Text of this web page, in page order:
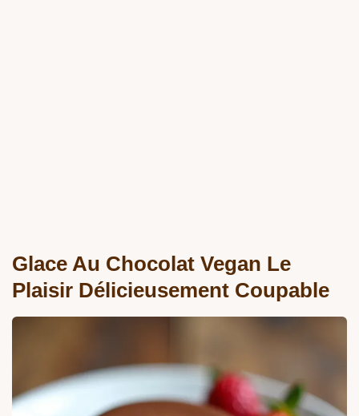
Glace Au Chocolat Vegan Le
Plaisir Délicieusement Coupable